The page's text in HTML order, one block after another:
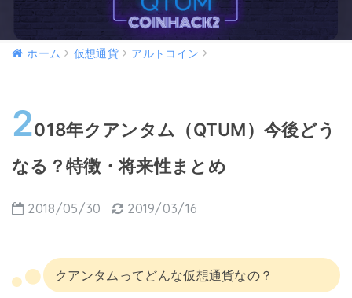
ホーム 仮想通貨 アルトコイン
2018年クアンタム（QTUM）今後どう
なる？特徴・将来性まとめ
2018/05/30 2019/03/16
クアンタムってどんな仮想通貨なの？